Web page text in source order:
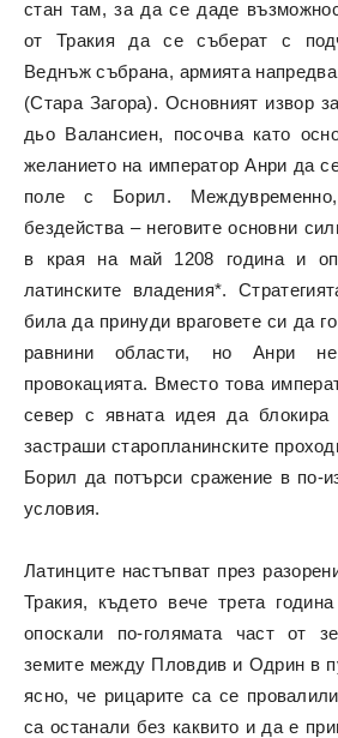
стан там, за да се даде
от Тракия да се съберат с
Веднъж събрана, армията
(Стара Загора). Основният извор
дьо Валансиен, посочва като
желанието на император Анри да
поле с Борил.
бездейства – неговите основни
в края на май 1208 година и
латинските владения*.
била да принуди враговете си да
равнини области, но Анри
провокацията. Вместо това
север с явната идея да
застраши старопланинските
Борил да потърси сражение в по-
условия.
Латинците настъпват през
Тракия, където вече трета
опоскали по-голямата част от
земите между Пловдив и Одрин в
ясно, че рицарите са се
са останали без каквито и да е